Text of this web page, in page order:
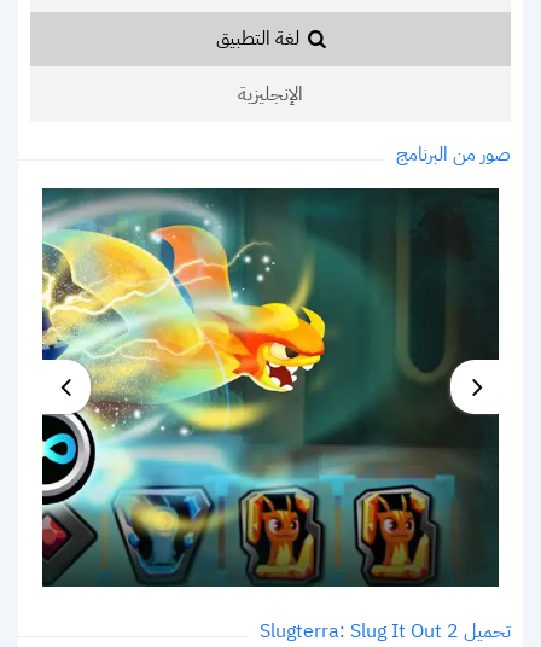
لغة التطبيق
الإنجليزية
صور من البرنامج
تحميل Slugterra: Slug It Out 2‏